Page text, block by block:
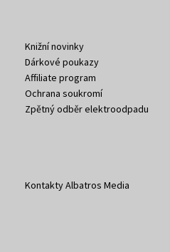
Knižní novinky
Dárkové poukazy
Affiliate program
Ochrana soukromí
Zpětný odběr elektroodpadu
Kontakty Albatros Media